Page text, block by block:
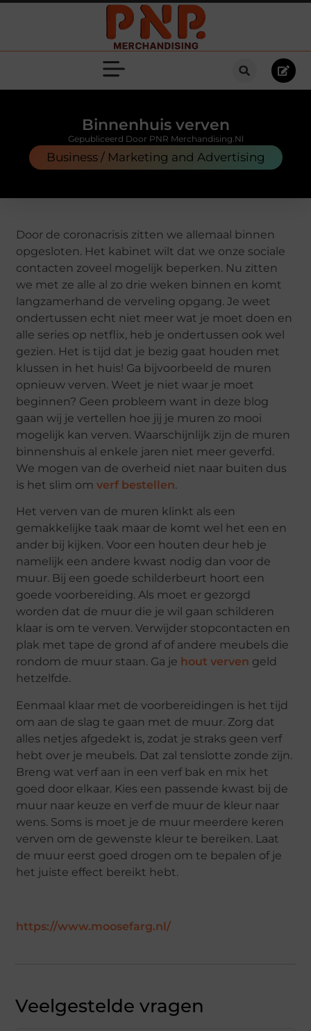
Binnenhuis verven
Business / Marketing and Advertising
Gepubliceerd Door PNR Merchandising.nl
Door de coronacrisis zitten we allemaal binnen
opgesloten. Het kabinet wilt dat we onze sociale
contacten zoveel mogelijk beperken. Nu zitten
we met ze alle al zo drie weken binnen en komt
langzamerhand de verveling opgang. Je weet
ondertussen echt niet meer wat je moet doen en
alle series op netflix, heb je ondertussen ook wel
gezien. Het is tijd dat je bezig gaat houden met
klussen in het huis! Ga bijvoorbeeld de muren
opnieuw verven. Weet je niet waar je moet
beginnen? Geen probleem want in deze blog
gaan wij je vertellen hoe jij je muren zo mooi
mogelijk kan verven. Waarschijnlijk zijn de muren
binnenshuis al enkele jaren niet meer geverfd.
We mogen van de overheid niet naar buiten dus
is het slim omverf bestellen.
Het verven van de muren klinkt als een
gemakkelijke taak maar de komt wel het een en
ander bij kijken. Voor een houten deur heb je
namelijk een andere kwast nodig dan voor de
muur. Bij een goede schilderbeurt hoort een
goede voorbereiding. Als moet er gezorgd
worden dat de muur die je wil gaan schilderen
klaar is om te verven. Verwijder stopcontacten en
plak met tape de grond af of andere meubels die
rondom de muur staan. Ga je hout verven geld
hetzelfde.
Eenmaal klaar met de voorbereidingen is het tijd
om aan de slag te gaan met de muur. Zorg dat
alles netjes afgedekt is, zodat je straks geen verf
hebt over je meubels. Dat zal tenslotte zonde zijn.
Breng wat verf aan in een verf bak en mix het
goed door elkaar. Kies een passende kwast bij de
muur naar keuze en verf de muur de kleur naar
wens. Soms is moet je de muur meerdere keren
verven om de gewenste kleur te bereiken. Laat
de muur eerst goed drogen om te bepalen of je
het juiste effect bereikt hebt.
https://www.moosefarg.nl/
Veelgestelde vragen